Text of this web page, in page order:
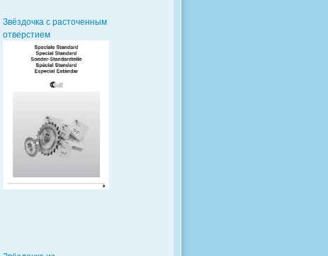
Звёздочка с расточенным
отверстием